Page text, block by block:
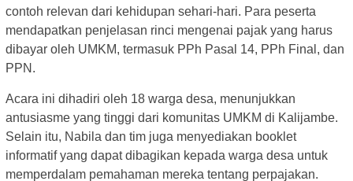
contoh relevan dari kehidupan sehari-hari. Para peserta
mendapatkan penjelasan rinci mengenai pajak yang harus
dibayar oleh UMKM, termasuk PPh Pasal 14, PPh Final, dan
PPN.
Acara ini dihadiri oleh 18 warga desa, menunjukkan
antusiasme yang tinggi dari komunitas UMKM di Kalijambe.
Selain itu, Nabila dan tim juga menyediakan booklet
informatif yang dapat dibagikan kepada warga desa untuk
memperdalam pemahaman mereka tentang perpajakan.